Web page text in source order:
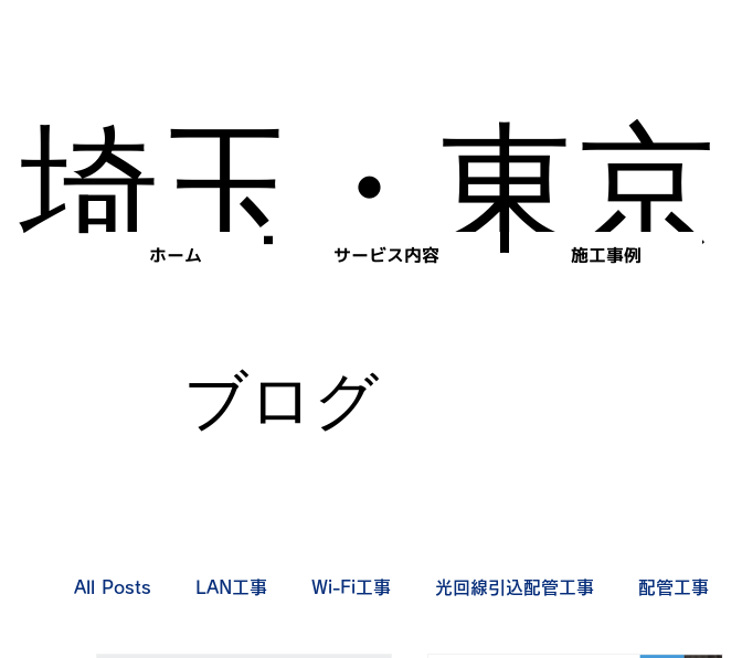
埼玉・東
ホーム サービス内容 施工事例
​ブログ
All Posts LAN工事 Wi-Fi工事 光回線引込配管工事 配管工事